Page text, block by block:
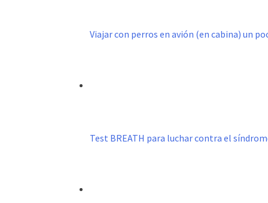
Viajar con perros en avión (en cabina) un
Test BREATH para luchar contra el